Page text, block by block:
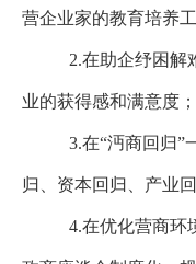
营企业家的教育培养
2.在助企纾困解
业的获得感和满意度
3.在“沔商回归”
归、资本回归、产业
4.在优化营商环